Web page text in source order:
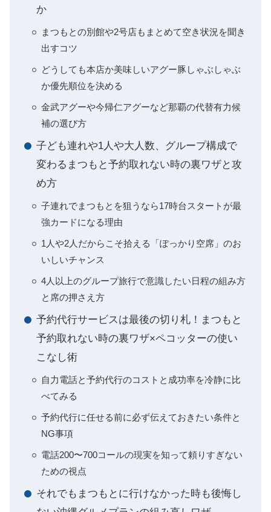
か
まつもとの別館や2号店もまとめて空き状況を聞き
出すコツ
どうしても本店か美味しいアグー豚しゃぶしゃぶ
か優先順位を決める
金武アグーや今帰仁アグーなど那覇の代替有力候
補の選び方
子ども連れや1人や大人数、グループ構成で
変わるまつもと予約取れない時の裏ワザと攻
め方
子連れでまつもとを狙うなら17時台スタートが最
強カードになる理由
1人や2人だからこそ拾える「ぽっかり空席」のお
いしいチャンス
4人以上のグループ旅行で意識したい日程の組み方
と席の押さえ方
予約代行サービスは最後の切り札！まつもと
予約取れない時の裏ワザ×ペコッターの使い
こなし術
自力電話と予約代行のコストと成功率を冷静に比
べてみる
予約代行に任せる前に必ず伝えておきたい条件と
NG事項
電話200〜700コールの現実を知って頼りすぎない
ための視点
それでもまつもとに行けなかった時も後悔し